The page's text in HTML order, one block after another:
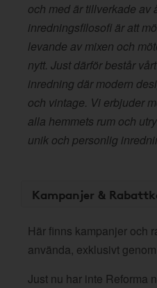
och med är tillverkade av
inredningsfilosofi är att
levande av mixen och
nytt. Just därför består
inredning där modern
och vintage. Vi erbjuder
alla hemmets rum och
unik och personlig
Kampanjer &
Här finns kampanjer och
använda, exklusivt
Just nu har inte Reforma